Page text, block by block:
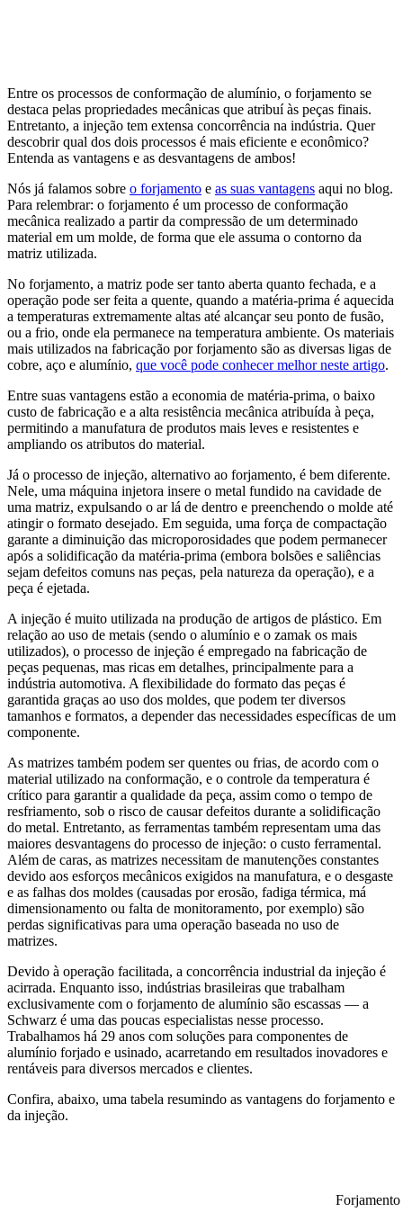
Entre os processos de conformação de alumínio, o forjamento se
destaca pelas propriedades mecânicas que atribuí às peças finais.
Entretanto, a injeção tem extensa concorrência na indústria. Quer
descobrir qual dos dois processos é mais eficiente e econômico?
Entenda as vantagens e as desvantagens de ambos!
Nós já falamos sobre o forjamento e as suas vantagens aqui no blog.
Para relembrar: o forjamento é um processo de conformação
mecânica realizado a partir da compressão de um determinado
material em um molde, de forma que ele assuma o contorno da
matriz utilizada.
No forjamento, a matriz pode ser tanto aberta quanto fechada, e a
operação pode ser feita a quente, quando a matéria-prima é aquecida
a temperaturas extremamente altas até alcançar seu ponto de fusão,
ou a frio, onde ela permanece na temperatura ambiente. Os materiais
mais utilizados na fabricação por forjamento são as diversas ligas de
cobre, aço e alumínio, que você pode conhecer melhor neste artigo.
Entre suas vantagens estão a economia de matéria-prima, o baixo
custo de fabricação e a alta resistência mecânica atribuída à peça,
permitindo a manufatura de produtos mais leves e resistentes e
ampliando os atributos do material.
Já o processo de injeção, alternativo ao forjamento, é bem diferente.
Nele, uma máquina injetora insere o metal fundido na cavidade de
uma matriz, expulsando o ar lá de dentro e preenchendo o molde até
atingir o formato desejado. Em seguida, uma força de compactação
garante a diminuição das microporosidades que podem permanecer
após a solidificação da matéria-prima (embora bolsões e saliências
sejam defeitos comuns nas peças, pela natureza da operação), e a
peça é ejetada.
A injeção é muito utilizada na produção de artigos de plástico. Em
relação ao uso de metais (sendo o alumínio e o zamak os mais
utilizados), o processo de injeção é empregado na fabricação de
peças pequenas, mas ricas em detalhes, principalmente para a
indústria automotiva. A flexibilidade do formato das peças é
garantida graças ao uso dos moldes, que podem ter diversos
tamanhos e formatos, a depender das necessidades específicas de um
componente.
As matrizes também podem ser quentes ou frias, de acordo com o
material utilizado na conformação, e o controle da temperatura é
crítico para garantir a qualidade da peça, assim como o tempo de
resfriamento, sob o risco de causar defeitos durante a solidificação
do metal. Entretanto, as ferramentas também representam uma das
maiores desvantagens do processo de injeção: o custo ferramental.
Além de caras, as matrizes necessitam de manutenções constantes
devido aos esforços mecânicos exigidos na manufatura, e o desgaste
e as falhas dos moldes (causadas por erosão, fadiga térmica, má
dimensionamento ou falta de monitoramento, por exemplo) são
perdas significativas para uma operação baseada no uso de
matrizes.
Devido à operação facilitada, a concorrência industrial da injeção é
acirrada. Enquanto isso, indústrias brasileiras que trabalham
exclusivamente com o forjamento de alumínio são escassas — a
Schwarz é uma das poucas especialistas nesse processo.
Trabalhamos há 29 anos com soluções para componentes de
alumínio forjado e usinado, acarretando em resultados inovadores e
rentáveis para diversos mercados e clientes.
Confira, abaixo, uma tabela resumindo as vantagens do forjamento e
da injeção.
Forjamento